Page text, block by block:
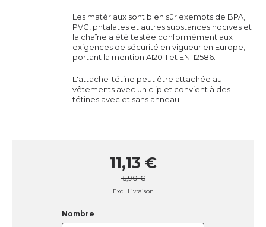
Les matériaux sont bien sûr exempts de BPA,
PVC, phtalates et autres substances nocives et
la chaîne a été testée conformément aux
exigences de sécurité en vigueur en Europe,
portant la mention A12011 et EN-12586.
L'attache-tétine peut être attachée au
vêtements avec un clip et convient à des
tétines avec et sans anneau.
11,13 €
15,90 €
Excl. Livraison
Nombre